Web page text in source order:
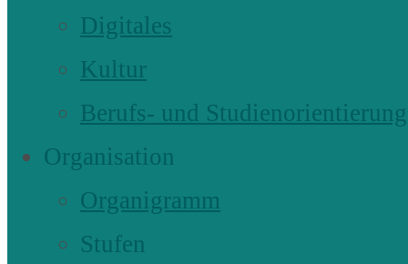
Digitales
Kultur
Berufs- und Studienorientierung
Organisation
Organigramm
Stufen